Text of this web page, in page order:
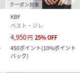
クーポン対象
KBF
ベスト・ジレ
4,950円 25%OFF
450ポイント(10%ポイント
バック)